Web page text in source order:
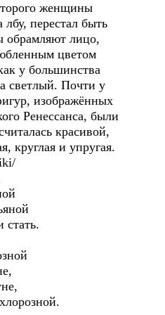
женщины
перестал быть
обрамляют лицо,
цветом
у большинства
светлый. Почти у
изображённых
Ренессанса, были
красивой,
круглая и упругая.
стать.